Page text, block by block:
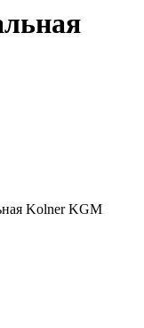
Kolner KGM